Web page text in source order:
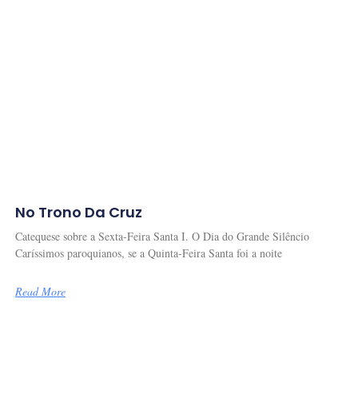
No Trono Da Cruz
Catequese sobre a Sexta-Feira Santa I. O Dia do Grande Silêncio
Caríssimos paroquianos, se a Quinta-Feira Santa foi a noite
Read More